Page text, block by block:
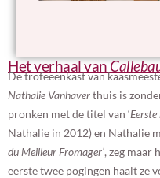
Het verhaal van
De trofeeënkast van
Nathalie Vanhaverthuis is
pronken met de titel van ‘
Nathalie in 2012) en Nathalie
du Meilleur Fromager’, zeg maar
eerste twee pogingen haalt ze